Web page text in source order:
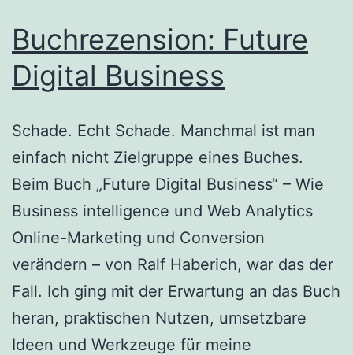
Buchrezension: Future
Digital Business
Schade. Echt Schade. Manchmal ist man
einfach nicht Zielgruppe eines Buches.
Beim Buch „Future Digital Business“ – Wie
Business intelligence und Web Analytics
Online-Marketing und Conversion
verändern – von Ralf Haberich, war das der
Fall. Ich ging mit der Erwartung an das Buch
heran, praktischen Nutzen, umsetzbare
Ideen und Werkzeuge für meine